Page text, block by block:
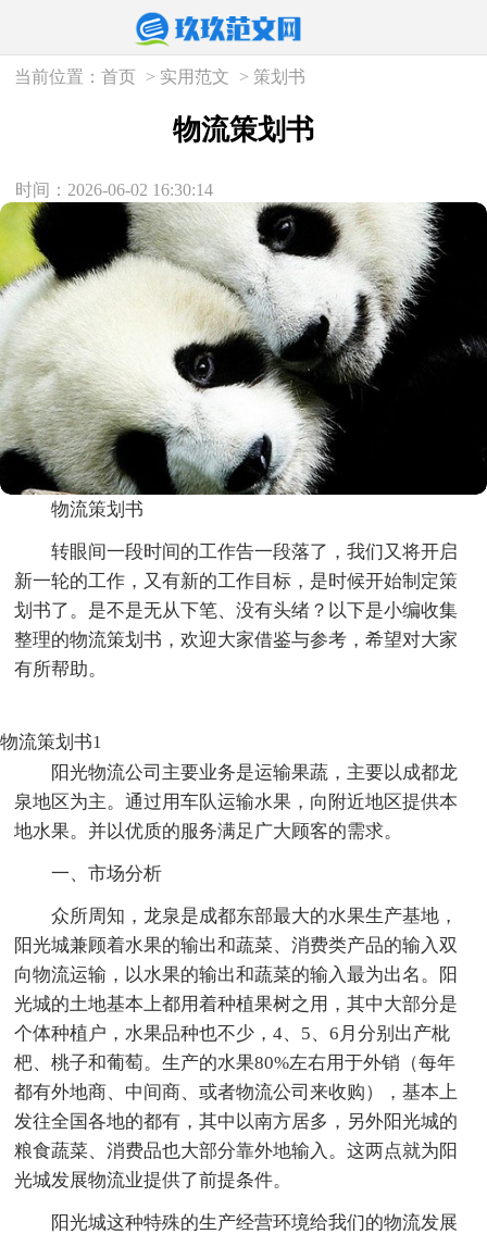
当前位置：首页 > 实用范文 > 策划书
物流策划书
时间：2026-06-02 16:30:14
物流策划书
转眼间一段时间的工作告一段落了，我们又将开启
新一轮的工作，又有新的工作目标，是时候开始制定策
划书了。是不是无从下笔、没有头绪？以下是小编收集
整理的物流策划书，欢迎大家借鉴与参考，希望对大家
有所帮助。
物流策划书1
阳光物流公司主要业务是运输果蔬，主要以成都龙
泉地区为主。通过用车队运输水果，向附近地区提供本
地水果。并以优质的服务满足广大顾客的需求。
一、市场分析
众所周知，龙泉是成都东部最大的水果生产基地，
阳光城兼顾着水果的输出和蔬菜、消费类产品的输入双
向物流运输，以水果的输出和蔬菜的输入最为出名。阳
光城的土地基本上都用着种植果树之用，其中大部分是
个体种植户，水果品种也不少，4、5、6月分别出产枇
杷、桃子和葡萄。生产的水果80%左右用于外销（每年
都有外地商、中间商、或者物流公司来收购），基本上
发往全国各地的都有，其中以南方居多，另外阳光城的
粮食蔬菜、消费品也大部分靠外地输入。这两点就为阳
光城发展物流业提供了前提条件。
阳光城这种特殊的生产经营环境给我们的物流发展